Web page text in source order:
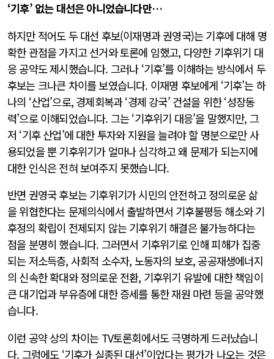
‘기후’ 없는 대선은 아니었습니다만…
하지만 적어도 두 대선 후보(이재명과 권영국)는 기후에 대해 명
확한 관점을 가지고 선거와 토론에 임했고, 다양한 기후위기 대
응 공약도 제시했습니다. 그러나 ‘기후’를 이해하는 방식에서 두
후보는 크나큰 차이를 보였습니다. 이재명 후보에게 ‘기후’는 하
나의 ‘산업’으로, 경제회복과 ‘경제 강국’ 건설을 위한 ‘성장동
력’으로 이해되었습니다. 그는 ‘기후위기 대응’을 말했지만, 그
저 ‘기후 산업’에 대한 투자와 지원을 늘려야 할 명분으로만 사
용되었을 뿐 기후위기가 얼마나 심각하고 왜 문제가 되는지에
대한 인식은 전혀 보여주지 못했습니다.
반면 권영국 후보는 기후위기가 시민의 안전하고 정의로운 삶
을 위협한다는 문제의식에서 출발하면서 기후불평등 해소와 기
후정의 확립이 전제되지 않는 기후위기 해결은 불가능하다는
점을 분명히 했습니다. 그러면서 기후위기로 인해 피해가 집중
되는 저소득층, 사회적 소수자, 노동자의 보호, 공공재생에너지
의 신속한 확대와 정의로운 전환, 기후위기 유발에 대한 책임이
큰 대기업과 부유층에 대한 증세를 통한 재원 마련 등을 공약했
습니다.
이런 공약 상의 차이는 TV토론회에서도 극명하게 드러났습니
다. 그럼에도 ‘기후가 실종된 대선’이었다는 평가가 나오는 것은